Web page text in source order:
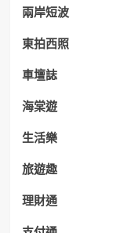
兩岸短波
東拍西照
車壇誌
海棠遊
生活樂
旅遊趣
理財通